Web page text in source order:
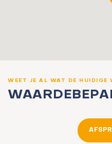
WEET JE AL WAT DE HUIDIGE